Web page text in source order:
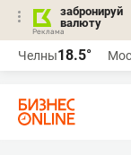
забронируй
валюту
Челны18.5°